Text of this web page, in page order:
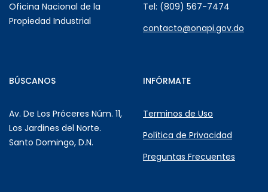
Oficina Nacional de la
Propiedad Industrial
Tel: (809) 567-7474
contacto@onapi.gov.do
BÚSCANOS
Av. De Los Próceres Núm. 11,
Los Jardines del Norte.
Santo Domingo, D.N.
INFÓRMATE
Terminos de Uso
Política de Privacidad
Preguntas Frecuentes